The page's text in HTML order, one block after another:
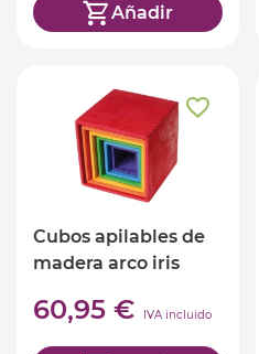
Añadir
Cubos apilables de
madera arco iris
60,95 € IVA incluido